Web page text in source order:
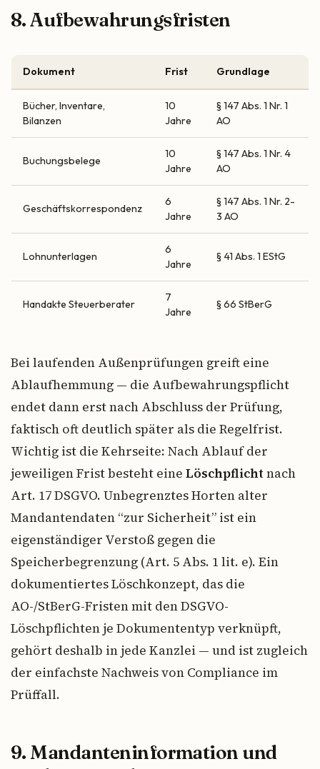
8. Aufbewahrungsfristen
Dokument Frist Grundlage
Bücher, Inventare,
Bilanzen
10
Jahre
§ 147 Abs. 1 Nr. 1
AO
Buchungsbelege
10
Jahre
§ 147 Abs. 1 Nr. 4
AO
Geschäftskorrespondenz
6
Jahre
§ 147 Abs. 1 Nr. 2-
3 AO
Lohnunterlagen
6
Jahre
§ 41 Abs. 1 EStG
Handakte Steuerberater
7
Jahre
§ 66 StBerG
Bei laufenden Außenprüfungen greift eine
Ablaufhemmung — die Aufbewahrungspflicht
endet dann erst nach Abschluss der Prüfung,
faktisch oft deutlich später als die Regelfrist.
Wichtig ist die Kehrseite: Nach Ablauf der
jeweiligen Frist besteht eine Löschpflicht nach
Art. 17 DSGVO. Unbegrenztes Horten alter
Mandantendaten “zur Sicherheit” ist ein
eigenständiger Verstoß gegen die
Speicherbegrenzung (Art. 5 Abs. 1 lit. e). Ein
dokumentiertes Löschkonzept, das die
AO-/StBerG-Fristen mit den DSGVO-
Löschpflichten je Dokumententyp verknüpft,
gehört deshalb in jede Kanzlei — und ist zugleich
der einfachste Nachweis von Compliance im
Prüffall.
9. Mandanteninformation und